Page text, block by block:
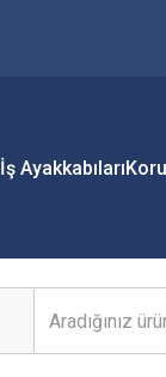
İş Ayakkabıları